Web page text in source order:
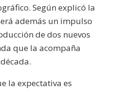
Según explicó la
además un impulso
de dos nuevos
que la acompaña
la expectativa es